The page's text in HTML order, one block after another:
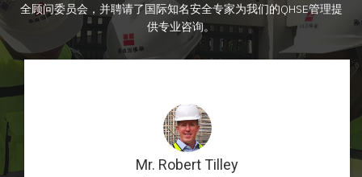
全顾问委员会，并聘请了国际知名安全专家为我们的QHSE管理提
供专业咨询。
Mr. Robert Tilley